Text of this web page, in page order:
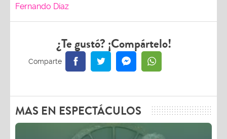
Fernando Díaz
¿Te gustó? ¡Compártelo!
MAS EN ESPECTÁCULOS